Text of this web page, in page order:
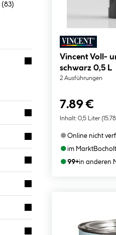
(83)
Vincent Voll-
schwarz 0,5 L
2 Ausführungen
7.89 €
Inhalt: 0,5 Liter
●Online nicht
●im MarktBocholt
●99+in anderen